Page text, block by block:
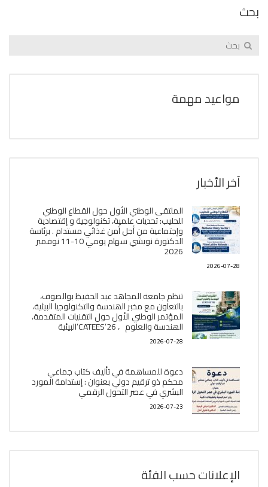
بحث
مواعيد مهمة
آخر الأخبار
الملتقى الوطني الأول حول القطاع الوطني
للحليب: تحديات علمية، تكنولوجية و إقتصادية
وإجتماعية من أجل أمن غذائي مستدام . برئاسة
الدكتورة نويشي سهام يومي 10-11 نوفمبر
2026
2026-07-28
تنظم جامعة المجاهد عبد الحفيظ بوالصوف،
بالتعاون مع مخبر الھندسة والتكنولوجيا البیئیة،
المؤتمر الوطني الأول حول التقنيات المتقدمة،
الھندسة والعلوم ، CATEES’26’البیئية
2026-07-28
دعوة للمساهمة في تأليف كتاب جماعي
محكم ذو ترقيم دولي بعنوان : إستدامة المورد
البشري في عصر التحول الرقمي
2026-07-23
الإعلانات حسب الفئة